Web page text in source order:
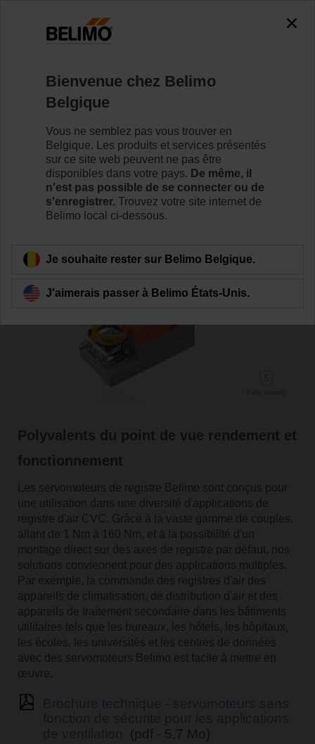
Accueil Servomoteurs
Servomoteurs de registre d'air
sans fonction de sécurité
Polyvalents du point de vue rendement et
fonctionnement
Les servomoteurs de registre Belimo sont conçus pour
une utilisation dans une diversité d'applications de
registre d'air CVC. Grâce à la vaste gamme de couples,
allant de 1 Nm à 160 Nm, et à la possibilité d'un
montage direct sur des axes de registre par défaut, nos
solutions conviennent pour des applications multiples.
Par exemple, la commande des registres d'air des
appareils de climatisation, de distribution d'air et des
appareils de traitement secondaire dans les bâtiments
utilitaires tels que les bureaux, les hôtels, les hôpitaux,
les écoles, les universités et les centres de données
avec des servomoteurs Belimo est facile à mettre en
œuvre.
(pdf - 5,7 Mo)
Bienvenue chez Belimo
Belgique
Vous ne semblez pas vous trouver en
Belgique. Les produits et services présentés
sur ce site web peuvent ne pas être
disponibles dans votre pays. De même, il
n'est pas possible de se connecter ou de
s'enregistrer. Trouvez votre site internet de
Belimo local ci-dessous.
Je souhaite rester sur Belimo Belgique.
J'aimerais passer à Belimo États-Unis.